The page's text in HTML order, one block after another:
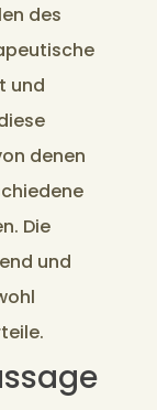
des
und
denen
Die
und